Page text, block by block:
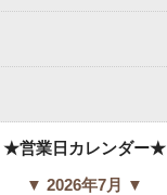
★営業日カレンダー★
▼ 2026年7月 ▼